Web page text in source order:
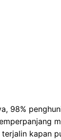
98%
kapan